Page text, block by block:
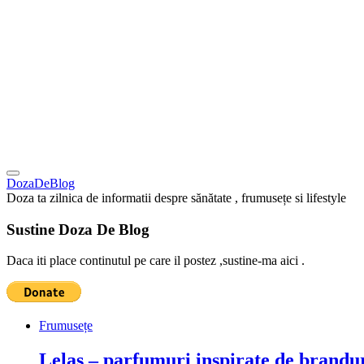
DozaDeBlog
Doza ta zilnica de informatii despre sănătate , frumusețe si lifestyle
Sustine Doza De Blog
Daca iti place continutul pe care il postez ,sustine-ma aici .
Frumusețe